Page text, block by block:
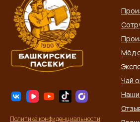
Политика конфиденциальности
Мёд
Чай
Наши